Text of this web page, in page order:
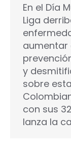
En el Día
Liga
aumentar
y
sobre
con sus
lanza la